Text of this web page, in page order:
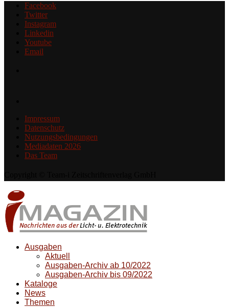
Facebook
Twitter
Instagram
Linkedin
Youtube
Email
Impressum
Datenschutz
Nutzungsbedingungen
Mediadaten 2026
Das Team
Ausgaben
Aktuell
Ausgaben-Archiv ab 10/2022
Ausgaben-Archiv bis 09/2022
Kataloge
News
Themen